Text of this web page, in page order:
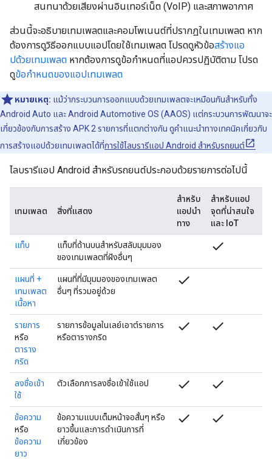
สนทนาด้วยเสียงผ่านอินเทอร์เน็ต (VoIP) และสภาพอากาศ
ส่วนนี้จะอธิบายเทมเพลตและคอมโพเนนต์ที่ปรากฏในเทมเพลต หาก
ต้องการดูวิธีออกแบบแอปโดยใช้เทมเพลต โปรดดูหัวข้อสร้างแอ
ปด้วยเทมเพลต หากต้องการดูข้อกำหนดที่แอปควรปฏิบัติตาม โปรด
ดูข้อกำหนดของแอปเทมเพลต
หมายเหตุ: แม้ว่ากระบวนการออกแบบด้วยเทมเพลตจะเหมือนกันสำหรับทั้ง
Android Auto และ Android Automotive OS (AAOS) แต่กระบวนการพัฒนาจะ
เกี่ยวข้องกับการสร้าง APK 2 รายการที่แตกต่างกัน ดูคำแนะนำทางเทคนิคเกี่ยวกับ
การสร้างแอปด้วยเทมเพลตได้ที่การใช้ไลบรารีแอป Android สำหรับรถยนต์
ไลบรารีแอป Android สำหรับรถยนต์ประกอบด้วยรายการต่อไปนี้
เทมเพลต สิ่งที่แสดง
สำหรับ
แอปนำ
ทาง
สำหรับแอป
จุดที่น่าสนใจ
และ IoT
แท็บ
แท็บที่ด้านบนสําหรับสลับมุมมอง
ของเทมเพลตที่ฝังอื่นๆ
check
แผนที่ +
เทมเพลต
เนื้อหา
แผนที่ที่มีมุมมองของเทมเพลต
อื่นๆ ที่รวมอยู่ด้วย
check
รายการ
หรือ
ตาราง
กริด
รายการข้อมูลในเลย์เอาต์รายการ
หรือตารางกริด
check check
ลงชื่อเข้า
ใช้
ตัวเลือกการลงชื่อเข้าใช้แอป check check
ข้อความ
หรือ
ข้อความ
ยาว
ข้อความแบบเต็มหน้าจอสั้นๆ หรือ
ยาวขึ้นและการดำเนินการที่
เกี่ยวข้อง
check check